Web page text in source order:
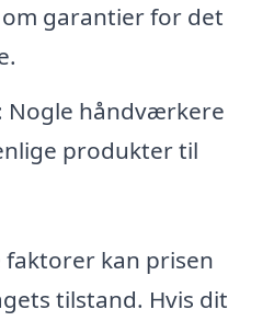
garantier for det
Nogle håndværkere
produkter til
kan prisen
tilstand. Hvis dit